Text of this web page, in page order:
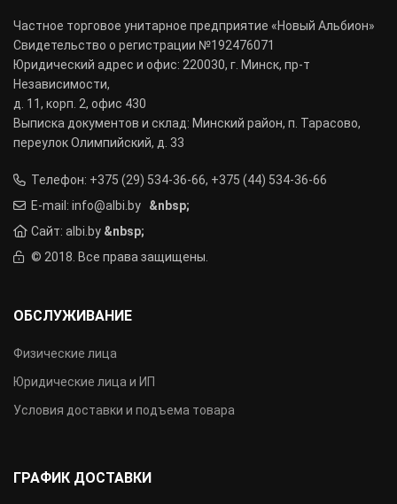
Частное торговое унитарное предприятие «Новый Альбион»
Свидетельство о регистрации №192476071
Юридический адрес и офис: 220030, г. Минск, пр-т
Независимости,
д. 11, корп. 2, офис 430
Выписка документов и склад: Минский район, п. Тарасово,
переулок Олимпийский, д. 33
Телефон: +375 (29) 534-36-66, +375 (44) 534-36-66
E-mail: info@albi.by
&nbsp;
Сайт: albi.by &nbsp;
© 2018. Все права защищены.
ОБСЛУЖИВАНИЕ
Физические лица
Юридические лица и ИП
Условия доставки и подъема товара
ГРАФИК ДОСТАВКИ